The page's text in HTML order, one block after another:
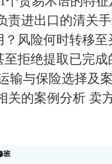
责进出口的清关
风险何时转移
拒绝提取已完
输与保险选择及
关的案例分析 卖
班